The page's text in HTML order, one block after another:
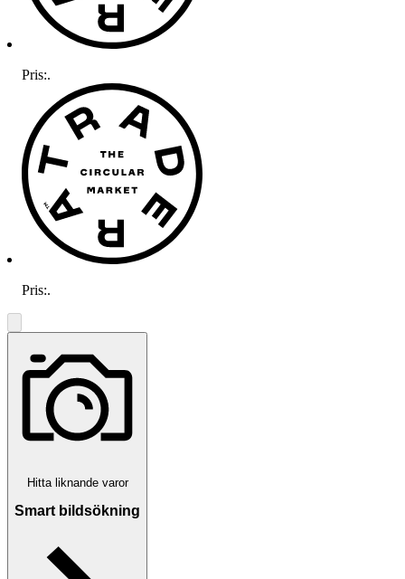
Pris:.
Pris:.
Hitta liknande varor
Smart bildsökning